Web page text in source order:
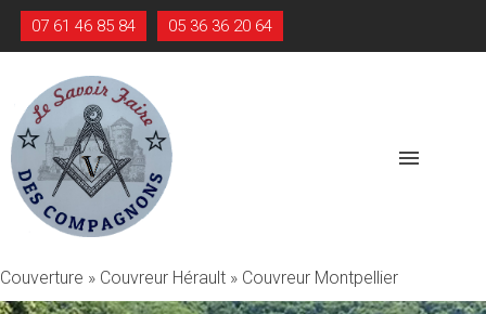
07 61 46 85 84 05 36 36 20 64
menu
Couverture » Couvreur Hérault » Couvreur Montpellier